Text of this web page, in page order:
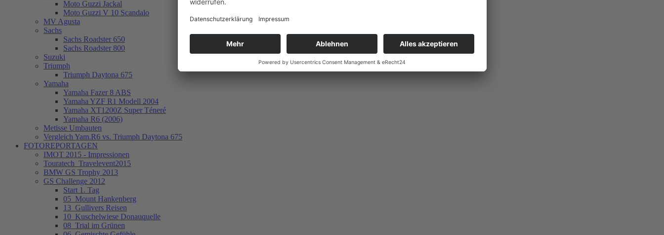
Moto Guzzi Jackal
Moto Guzzi V 10 Scandalo
MV Agusta
Sachs
Sachs Roadster 650
Sachs Roadster 800
Suzuki
Triumph
Triumph Daytona 675
Yamaha
Yamaha Fazer 8 ABS
Yamaha YZF R1 Modell 2004
Yamaha XT1200Z Super Téneré
Yamaha R6 (2006)
Metisse Umbauten
Vergleich Yam.R6 vs. Triumph Daytona 675
FOTOREPORTAGEN
IMOT 2015 - Impressionen
Touratech_Travelevent2015
BMW GS Trophy 2013
GS Challenge 2012
Start 1. Tag
05_Mount Hankenberg
13_Gullivers Reisen
10_Kuschelwiese Donauquelle
08_Trial im Grünen